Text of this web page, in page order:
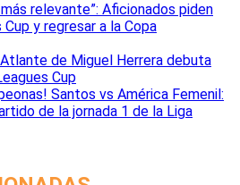
relevante”: Aficionados piden
y regresar a la Copa
Atlante de Miguel Herrera debuta
Cup
Santos vs América Femenil:
de la jornada 1 de la Liga